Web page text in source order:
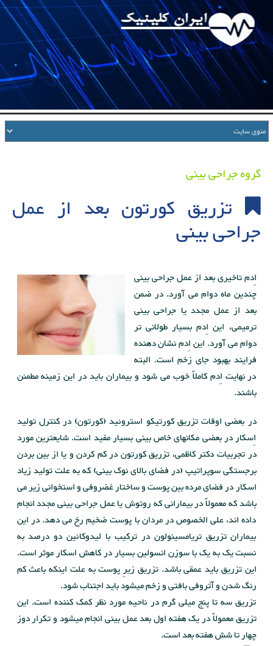
گروه جراحی بینی
تزریق کورتون بعد از عمل
جراحی بینی
اِدم تاخیری بعد از عمل جراحی بینی
چندین ماه دوام می آورد. در ضمن
بعد از عمل مجدد یا جراحی بینی
ترمیمی، این اِدم بسیار طولانی تر
دوام می آورد. این اِدم نشان دهنده
فرایند بهبود جای زخم است. البته
در نهایت اِدم کاملاً خوب می شود و بیماران باید در این زمینه مطمئن
باشند.
در بعضی اوقات تزریق کورتیکو استروئید (کورتون) در کنترل تولید
اِسکار در بعضی مکانهای خاص بینی بسیار مفید است. شایعترین مورد
در تجربیات دکتر کاظمی، تزریق کورتون در کم کردن و یا از بین بردن
برجستگی سوپراتیپ (در فضای بالای نوک بینی) که به علت تولید زیاد
اسکار در فضای مرده بین پوست و ساختار غضروفی و استخوانی زیر می
باشد که معمولاً در بیمارانی که روتوش یا عمل جراحی بینی مجدد انجام
داده اند، علی الخصوص در مردان با پوست ضخیم رخ می دهد. در این
بیماران تزریق تریامسینولون در ترکیب با لیدوکائین دو درصد به
نسبت یک به یک با سوزن انسولین بسیار در کاهش اسکار موثر است.
این تزریق باید عمقی باشد. تزریق زیرِ پوست به علت اینکه باعث کم
رنگ شدن و آتروفی بافتی و زخم میشود باید اجتناب شود.
تزریق سه تا پنج میلی گرم در ناحیه مورد نظر کمک کننده است. این
تزریق معمولاً در یک هفته اول بعد عمل بینی انجام میشود و تکرار دوز
چهار تا شش هفته بعد است.